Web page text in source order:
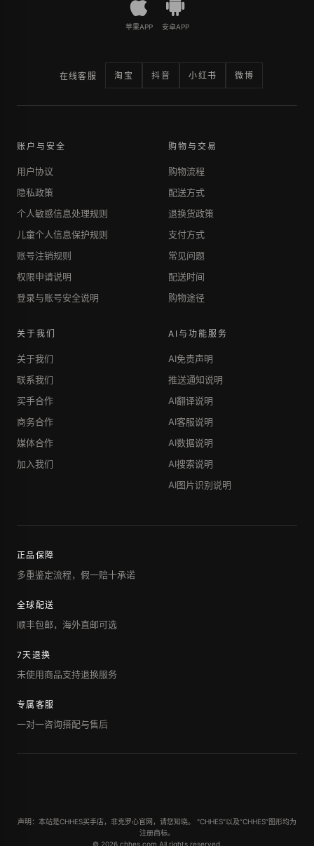
苹果APP 安卓APP
在线客服 淘宝 抖音 小红书 微博
账户与安全
用户协议
隐私政策
个人敏感信息处理规则
儿童个人信息保护规则
账号注销规则
权限申请说明
登录与账号安全说明
购物与交易
购物流程
配送方式
退换货政策
支付方式
常见问题
配送时间
购物途径
关于我们
关于我们
联系我们
买手合作
商务合作
媒体合作
加入我们
AI与功能服务
AI免责声明
推送通知说明
AI翻译说明
AI客服说明
AI数据说明
AI搜索说明
AI图片识别说明
正品保障
多重鉴定流程，假一赔十承诺
全球配送
顺丰包邮，海外直邮可选
7天退换
未使用商品支持退换服务
专属客服
一对一咨询搭配与售后
声明：本站是CHHES买手店，非克罗心官网，请您知晓。 "CHHES"以及“CHHES”图形均为
注册商标。
© 2026 chhes.com All rights reserved.